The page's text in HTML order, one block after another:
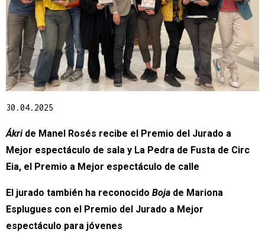
30.04.2025
Ákri de Manel Rosés recibe el Premio del Jurado a
Mejor espectáculo de sala y La Pedra de Fusta de Circ
Eia, el Premio a Mejor espectáculo de calle
El jurado también ha reconocido Boja de Mariona
Esplugues con el Premio del Jurado a Mejor
espectáculo para jóvenes